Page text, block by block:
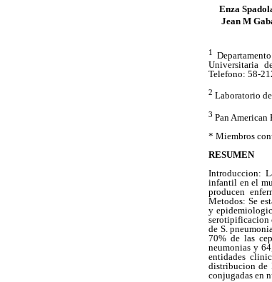
Enza
Jean M
1
Universitaria
Telefono: 58-
2 Laboratorio
3 Pan
* Miembros
RESUMEN
Introduccion:
infantil en el
producen
Metodos: Se
y
serotipificacion
de S.
70% de las
neumonias y
entidades
distribucion de
conjugadas en